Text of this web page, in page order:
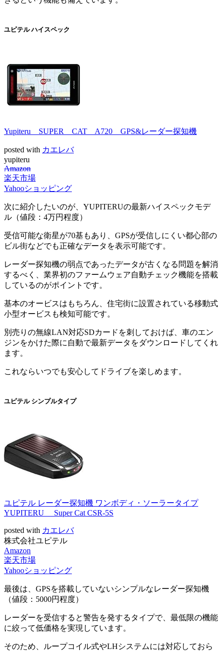
ユピテル ハイスペック
Yupiteru SUPER CAT A720 GPS&レーダー探知機
posted with カエレバ
yupiteru
Amazon
楽天市場
Yahooショッピング
次に紹介したいのが、YUPITERUの最新ハイスペックモデ
ル（値段：4万円程度）
受信可能な衛星が70基もあり、GPSが受信しにくい都心部の
ビル街などでも正確なデータを表示可能です。
レーダー探知機の弱点であったデータが古くなる問題を解消
するべく、業界初のファームウェア自動チェック機能を搭載
しているのがポイントです。
基本のオービスはもちろん、住宅街に設置されている移動式
小型オービスも検知可能です。
別売りの無線LAN対応SDカードを刺しておけば、車のエン
ジンをかけた際に自動で最新データをダウンロードしてくれ
ます。
これならいつでも安心してドライブを楽しめます。
ユピテル シンプルタイプ
ユピテル レーダー探知機 ワンボディ・ソーラータイプ
YUPITERU Super Cat CSR-5S
posted with カエレバ
株式会社ユピテル
Amazon
楽天市場
Yahooショッピング
最後は、GPSを搭載していないシンプルなレーダー探知機
（値段：5000円程度）
レーダーを受信すると警告を発するタイプで、最低限の機能
に絞って低価格を実現しています。
そのため、ループコイル式やLHシステムには対応しておら